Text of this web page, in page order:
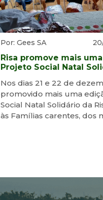
Por: Gees SA
Risa promove mais
Projeto Social Natal
Sambaiba-MA e Loreto-
Nos dias 21 e 22 de
promovido mais uma
Social Natal Solidário da
às Famílias carentes, dos